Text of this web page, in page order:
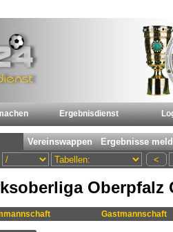
Ergebnisdienst
Oberpfalz
Gastmannschaft